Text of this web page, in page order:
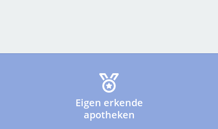
Eigen erkende
apotheken